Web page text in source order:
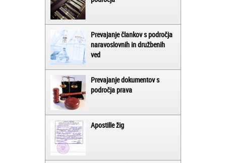
Prevajanje člankov s področja
naravoslovnih in družbenih
ved
Prevajanje dokumentov s
področja prava
Apostille žig